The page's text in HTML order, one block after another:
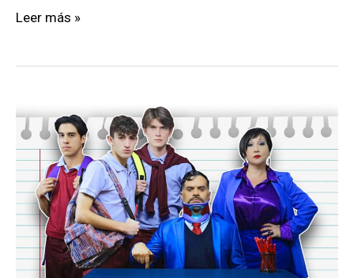
Bancamiga
impuestos
municipales
Leer más »